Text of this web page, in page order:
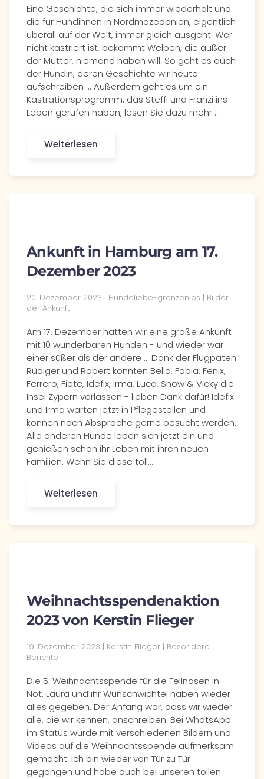
Eine Geschichte, die sich immer wiederholt und
die für Hündinnen in Nordmazedonien, eigentlich
überall auf der Welt, immer gleich ausgeht: Wer
nicht kastriert ist, bekommt Welpen, die außer
der Mutter, niemand haben will. So geht es auch
der Hündin, deren Geschichte wir heute
aufschreiben ... Außerdem geht es um ein
Kastrationsprogramm, das Steffi und Franzi ins
Leben gerufen haben, lesen Sie dazu mehr ...
Weiterlesen
Ankunft in Hamburg am 17.
Dezember 2023
20. Dezember 2023 | Hundeliebe-grenzenlos | Bilder
der Ankunft
Am 17. Dezember hatten wir eine große Ankunft
mit 10 wunderbaren Hunden - und wieder war
einer süßer als der andere ... Dank der Flugpaten
Rüdiger und Robert konnten Bella, Fabia, Fenix,
Ferrero, Fiete, Idefix, Irma, Luca, Snow & Vicky die
Insel Zypern verlassen - lieben Dank dafür! Idefix
und Irma warten jetzt in Pflegestellen und
können nach Absprache gerne besucht werden.
Alle anderen Hunde leben sich jetzt ein und
genießen schon ihr Leben mit ihren neuen
Familien. Wenn Sie diese toll…
Weiterlesen
Weihnachtsspendenaktion
2023 von Kerstin Flieger
19. Dezember 2023 | Kerstin Flieger | Besondere
Berichte
Die 5. Weihnachtsspende für die Fellnasen in
Not. Laura und ihr Wunschwichtel haben wieder
alles gegeben. Der Anfang war, dass wir wieder
alle, die wir kennen, anschreiben. Bei WhatsApp
im Status wurde mit verschiedenen Bildern und
Videos auf die Weihnachtsspende aufmerksam
gemacht. Ich bin wieder von Tür zu Tür
gegangen und habe auch bei unseren tollen